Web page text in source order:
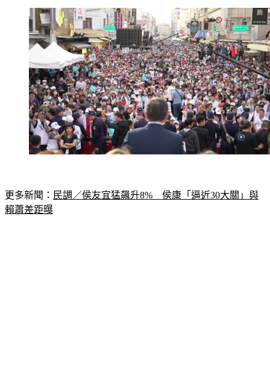
更多新聞： 民調／侯友宜猛飆升8%　侯康「逼近30大關」與
賴蕭差距曝